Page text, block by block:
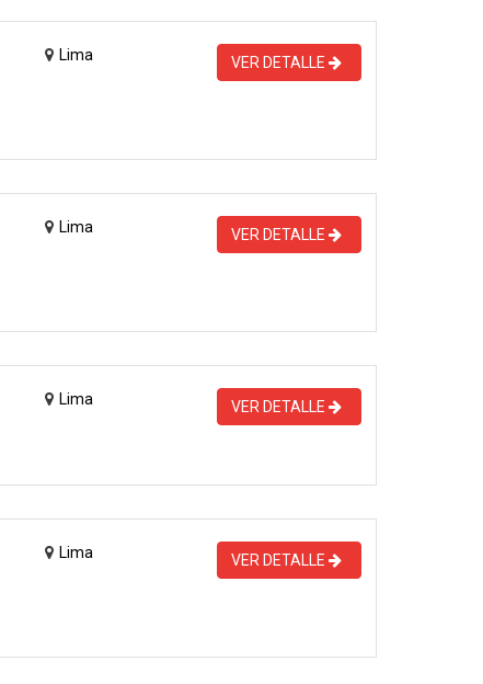
Lima VER DETALLE
Lima VER DETALLE
Lima VER DETALLE
Lima VER DETALLE